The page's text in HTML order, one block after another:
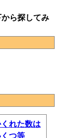
から探してみ
れた数は
つ等